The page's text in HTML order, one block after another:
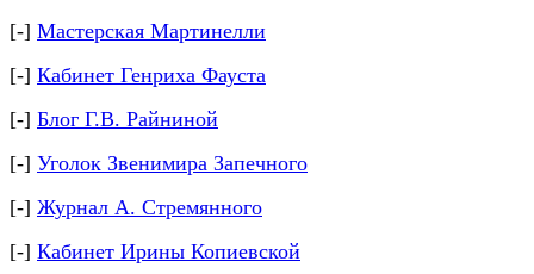
[-] Мастерская Мартинелли
[-] Кабинет Генриха Фауста
[-] Блог Г.В. Райниной
[-] Уголок Звенимира Запечного
[-] Журнал А. Стремянного
[-] Кабинет Ирины Копиевской